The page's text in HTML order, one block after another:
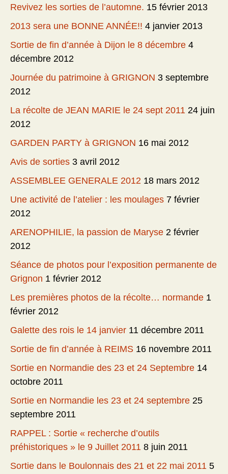
Revivez les sorties de l’automne. 15 février 2013
2013 sera une BONNE ANNÉE!! 4 janvier 2013
Sortie de fin d’année à Dijon le 8 décembre 4
décembre 2012
Journée du patrimoine à GRIGNON 3 septembre
2012
La récolte de JEAN MARIE le 24 sept 2011 24 juin
2012
GARDEN PARTY à GRIGNON 16 mai 2012
Avis de sorties 3 avril 2012
ASSEMBLEE GENERALE 2012 18 mars 2012
Une activité de l’atelier : les moulages 7 février
2012
ARENOPHILIE, la passion de Maryse 2 février
2012
Séance de photos pour l’exposition permanente de
Grignon 1 février 2012
Les premières photos de la récolte… normande 1
février 2012
Galette des rois le 14 janvier 11 décembre 2011
Sortie de fin d’année à REIMS 16 novembre 2011
Sortie en Normandie des 23 et 24 Septembre 14
octobre 2011
Sortie en Normandie les 23 et 24 septembre 25
septembre 2011
RAPPEL : Sortie « recherche d’outils
préhistoriques » le 9 Juillet 2011 8 juin 2011
Sortie dans le Boulonnais des 21 et 22 mai 2011 5